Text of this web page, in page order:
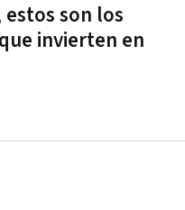
son los
invierten en